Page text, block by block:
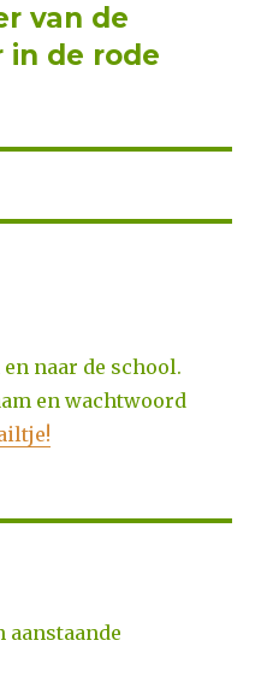
van de
in de rode
naar de school.
en wachtwoord
aanstaande